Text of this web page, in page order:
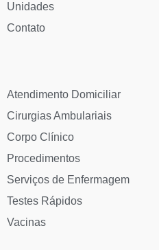
Unidades
Contato
Atendimento Domiciliar
Cirurgias Ambulariais
Corpo Clínico
Procedimentos
Serviços de Enfermagem
Testes Rápidos
Vacinas